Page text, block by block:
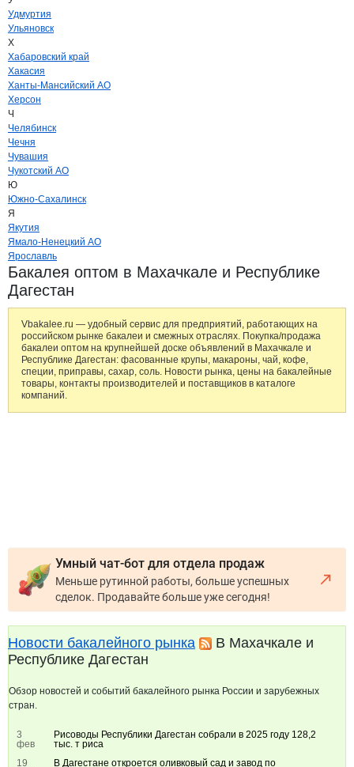
Удмуртия
Ульяновск
Х
Хабаровский край
Хакасия
Ханты-Мансийский АО
Херсон
Ч
Челябинск
Чечня
Чувашия
Чукотский АО
Ю
Южно-Сахалинск
Я
Якутия
Ямало-Ненецкий АО
Ярославль
Бакалея оптом в Махачкале и Республике
Дагестан
Vbakalee.ru — удобный сервис для предприятий, работающих на
российском рынке бакалеи и смежных отраслях. Покупка/продажа
бакалеи оптом на крупнейшей доске объявлений в Махачкале и
Республике Дагестан: фасованные крупы, макароны, чай, кофе,
специи, приправы, сахар, соль. Новости рынка, цены на бакалейные
товары, контакты производителей и поставщиков в каталоге
компаний.
Умный чат-бот для отдела продаж
Меньше рутинной работы, больше успешных
сделок. Продавайте больше уже сегодня!
Новости бакалейного рынка
В Махачкале и
Республике Дагестан
Обзор новостей и событий бакалейного рынка России и зарубежных
стран.
3
фев
Рисоводы Республики Дагестан собрали в 2025 году 128,2
тыс. т риса
19
В Дагестане откроется оливковый сад и завод по